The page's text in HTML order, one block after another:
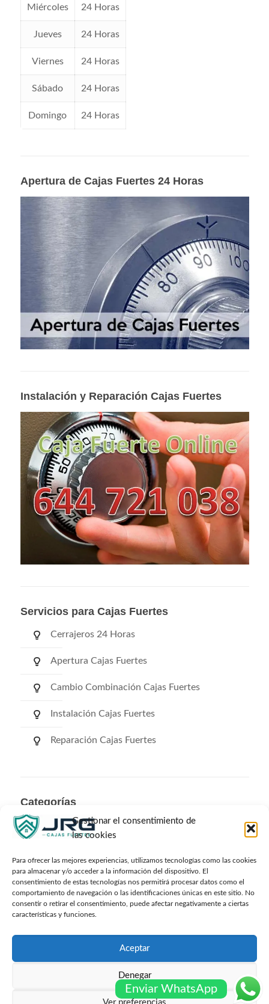
Gestionar el consentimiento de
las cookies
Para ofrecer las mejores experiencias, utilizamos tecnologías como las cookies
para almacenar y/o acceder a la información del dispositivo. El
consentimiento de estas tecnologías nos permitirá procesar datos como el
comportamiento de navegación o las identificaciones únicas en este sitio. No
consentir o retirar el consentimiento, puede afectar negativamente a ciertas
características y funciones.
Aceptar
Denegar
Ver preferencias
Miércoles 24 Horas
Jueves 24 Horas
Viernes 24 Horas
Sábado 24 Horas
Domingo 24 Horas
Apertura de Cajas Fuertes 24 Horas
Instalación y Reparación Cajas Fuertes
Servicios para Cajas Fuertes
Cerrajeros 24 Horas
Apertura Cajas Fuertes
Cambio Combinación Cajas Fuertes
Instalación Cajas Fuertes
Reparación Cajas Fuertes
Categorías
Categorías
Archivos
Archivos
© Cajafuerteonline.com Todos los derechos
reservados -Sitemap
Enviar WhatsApp